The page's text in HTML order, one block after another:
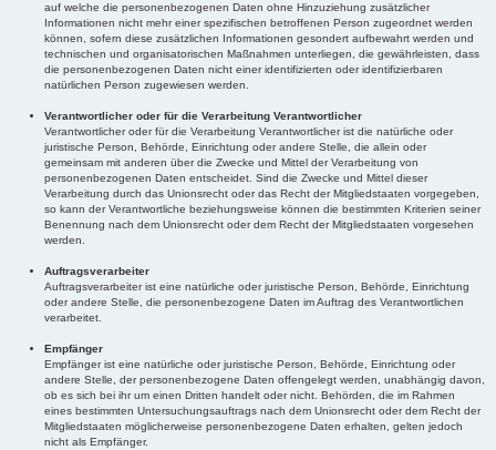
auf welche die personenbezogenen Daten ohne Hinzuziehung zusätzlicher
Informationen nicht mehr einer spezifischen betroffenen Person zugeordnet werden
können, sofern diese zusätzlichen Informationen gesondert aufbewahrt werden und
technischen und organisatorischen Maßnahmen unterliegen, die gewährleisten, dass
die personenbezogenen Daten nicht einer identifizierten oder identifizierbaren
natürlichen Person zugewiesen werden.
Verantwortlicher oder für die Verarbeitung Verantwortlicher
Verantwortlicher oder für die Verarbeitung Verantwortlicher ist die natürliche oder
juristische Person, Behörde, Einrichtung oder andere Stelle, die allein oder
gemeinsam mit anderen über die Zwecke und Mittel der Verarbeitung von
personenbezogenen Daten entscheidet. Sind die Zwecke und Mittel dieser
Verarbeitung durch das Unionsrecht oder das Recht der Mitgliedstaaten vorgegeben,
so kann der Verantwortliche beziehungsweise können die bestimmten Kriterien seiner
Benennung nach dem Unionsrecht oder dem Recht der Mitgliedstaaten vorgesehen
werden.
Auftragsverarbeiter
Auftragsverarbeiter ist eine natürliche oder juristische Person, Behörde, Einrichtung
oder andere Stelle, die personenbezogene Daten im Auftrag des Verantwortlichen
verarbeitet.
Empfänger
Empfänger ist eine natürliche oder juristische Person, Behörde, Einrichtung oder
andere Stelle, der personenbezogene Daten offengelegt werden, unabhängig davon,
ob es sich bei ihr um einen Dritten handelt oder nicht. Behörden, die im Rahmen
eines bestimmten Untersuchungsauftrags nach dem Unionsrecht oder dem Recht der
Mitgliedstaaten möglicherweise personenbezogene Daten erhalten, gelten jedoch
nicht als Empfänger.